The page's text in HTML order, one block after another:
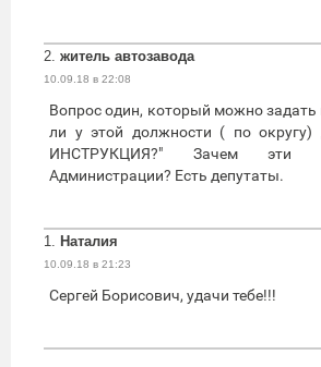
2. житель автозавода
10.09.18 в 22:08
Вопрос один, который можно задать
ли у этой должности ( по
ИНСТРУКЦИЯ?" Зачем эти
Администрации? Есть депутаты.
1. Наталия
10.09.18 в 21:23
Сергей Борисович, удачи тебе!!!